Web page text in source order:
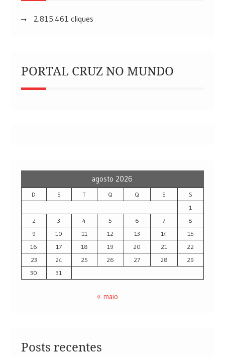
2.815.461 cliques
PORTAL CRUZ NO MUNDO
agosto 2026
D S T Q Q S
S
1
2
3 4 5 6 7
8
9
10 11 12 13 14
15
16
17 18 19 20 21
22
23
24 25 26 27 28
29
30
31
« maio
Posts recentes